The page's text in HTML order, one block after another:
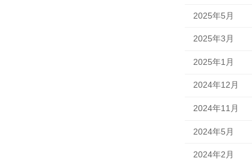
2025年5月
2025年3月
2025年1月
2024年12月
2024年11月
2024年5月
2024年2月